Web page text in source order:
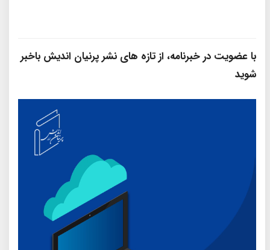
با عضویت در خبرنامه، از تازه‌ های نشر پرنیان‌ اندیش باخبر
شوید